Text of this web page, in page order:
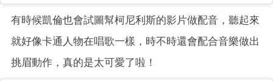
有時候凱倫也會試圖幫柯尼利斯的影片做配音，聽起來
就好像卡通人物在唱歌一樣，時不時還會配合音樂做出
挑眉動作，真的是太可愛了啦！